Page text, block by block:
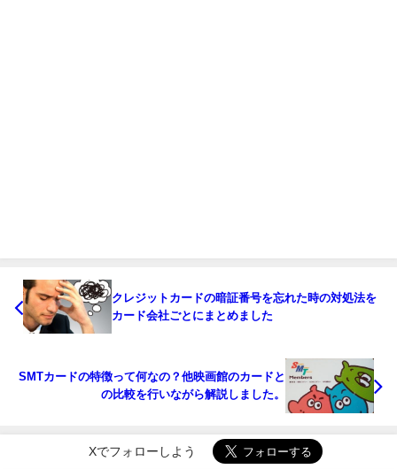
クレジットカードの暗証番号を忘れた時の対処法を
カード会社ごとにまとめました
SMTカードの特徴って何なの？他映画館のカードと
の比較を行いながら解説しました。
Xでフォローしよう